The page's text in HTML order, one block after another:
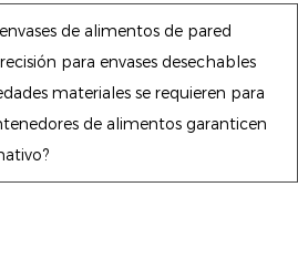
de alimentos de pared
para envases desechables
materiales se requieren para
de alimentos garanticen